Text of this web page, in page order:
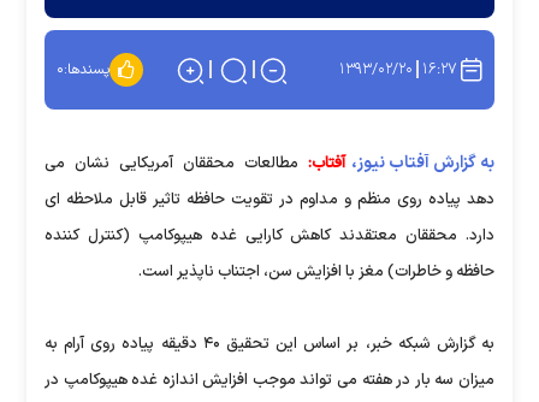
۱۶:۲۷ ۱۳۹۳/۰۲/۲۰ پسندها:۰
به گزارش آفتاب نیوز، آفتاب: مطالعات محققان آمریکایی نشان می
دهد پیاده روی منظم و مداوم در تقویت حافظه تاثیر قابل ملاحظه ای
دارد. محققان معتقدند کاهش کارایی غده هیپوکامپ (کنترل کننده
حافظه و خاطرات) مغز با افزایش سن، اجتناب ناپذیر است.
به گزارش شبکه خبر، بر اساس این تحقیق ۴۰ دقیقه پیاده روی آرام به
میزان سه بار در هفته می تواند موجب افزایش اندازه غده هیپوکامپ در